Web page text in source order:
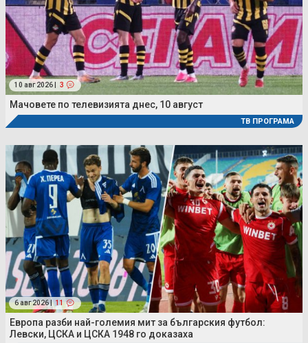
10 авг 2026 | 3
Мачовете по телевизията днес, 10 август
ТВ ПРОГРАМА
6 авг 2026 | 11
Европа разби най-големия мит за българския футбол:
Левски, ЦСКА и ЦСКА 1948 го доказаха